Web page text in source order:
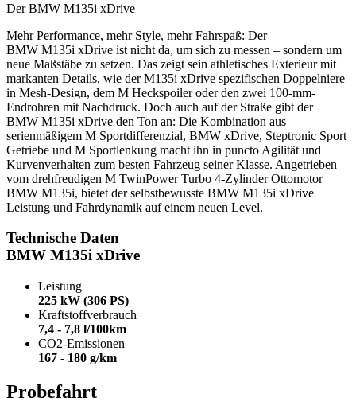
Der BMW M135i xDrive
Mehr Performance, mehr Style, mehr Fahrspaß: Der
BMW M135i xDrive ist nicht da, um sich zu messen – sondern um
neue Maßstäbe zu setzen. Das zeigt sein athletisches Exterieur mit
markanten Details, wie der M135i xDrive spezifischen Doppelniere
in Mesh-Design, dem M Heckspoiler oder den zwei 100-mm-
Endrohren mit Nachdruck. Doch auch auf der Straße gibt der
BMW M135i xDrive den Ton an: Die Kombination aus
serienmäßigem M Sportdifferenzial, BMW xDrive, Steptronic Sport
Getriebe und M Sportlenkung macht ihn in puncto Agilität und
Kurvenverhalten zum besten Fahrzeug seiner Klasse. Angetrieben
vom drehfreudigen M TwinPower Turbo 4-Zylinder Ottomotor
BMW M135i, bietet der selbstbewusste BMW M135i xDrive
Leistung und Fahrdynamik auf einem neuen Level.
Technische Daten
BMW M135i xDrive
Leistung
225 kW (306 PS)
Kraftstoffverbrauch
7,4 - 7,8 l/100km
CO2-Emissionen
167 - 180 g/km
Probefahrt